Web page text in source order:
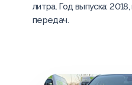
литра. Год выпуска:
передач.